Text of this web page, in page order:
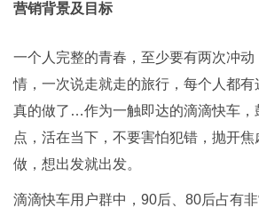
营销背景及目标
一个人完整的青春，至少要有两次冲
情，一次说走就走的旅行，每个人都有
真的做了…作为一触即达的滴滴快车，
点，活在当下，不要害怕犯错，抛开
做，想出发就出发。
滴滴快车用户群中，90后、80后占有